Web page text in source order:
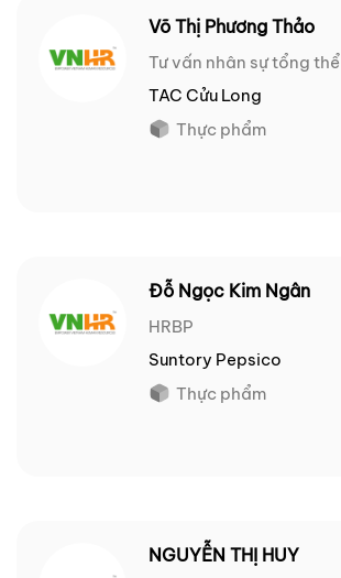
Võ Thị Phương Thảo
Tư vấn nhân sự tổng thể
TAC Cửu Long
Thực phẩm
Đỗ Ngọc Kim Ngân
HRBP
Suntory Pepsico
Thực phẩm
NGUYỄN THỊ HUY